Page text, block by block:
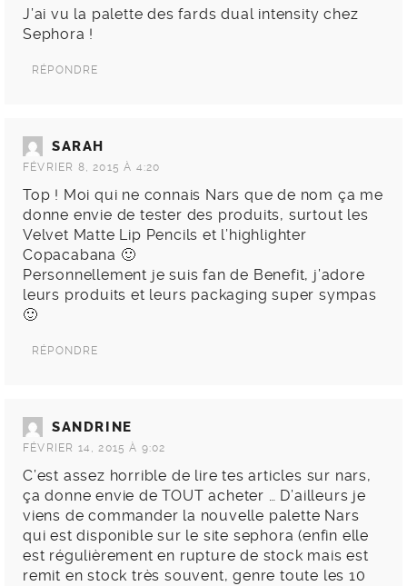
J’ai vu la palette des fards dual intensity chez
Sephora !
RÉPONDRE
SARAH
FÉVRIER 8, 2015 À 4:20
Top ! Moi qui ne connais Nars que de nom ça me
donne envie de tester des produits, surtout les
Velvet Matte Lip Pencils et l’highlighter
Copacabana 🙂
Personnellement je suis fan de Benefit, j’adore
leurs produits et leurs packaging super sympas
🙂
RÉPONDRE
SANDRINE
FÉVRIER 14, 2015 À 9:02
C’est assez horrible de lire tes articles sur nars,
ça donne envie de TOUT acheter … D’ailleurs je
viens de commander la nouvelle palette Nars
qui est disponible sur le site sephora (enfin elle
est régulièrement en rupture de stock mais est
remit en stock très souvent, genre toute les 10